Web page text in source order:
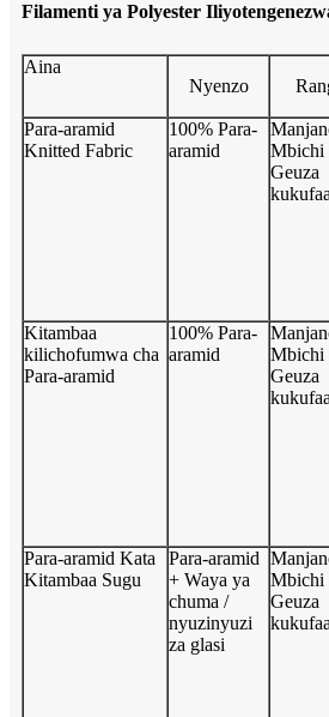
Filamenti ya Polyester
Aina
Nyenzo
Para-aramid
Knitted Fabric
100% Para-
aramid
Mbichi
Geuza
kukufaa
Kitambaa
kilichofumwa cha
Para-aramid
100% Para-
aramid
Mbichi
Geuza
kukufaa
Para-aramid Kata
Kitambaa Sugu
Para-aramid
+ Waya ya
chuma /
nyuzinyuzi
za glasi
Mbichi
Geuza
kukufaa